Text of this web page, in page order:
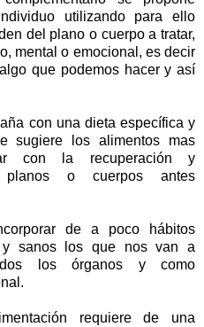
utilizando para ello
del plano o cuerpo a tratar,
mental o emocional, es decir
que podemos hacer y así
con una dieta específica y
sugiere los alimentos mas
con la recuperación y
planos o cuerpos antes
de a poco hábitos
y sanos los que nos van a
los órganos y como
requiere de una